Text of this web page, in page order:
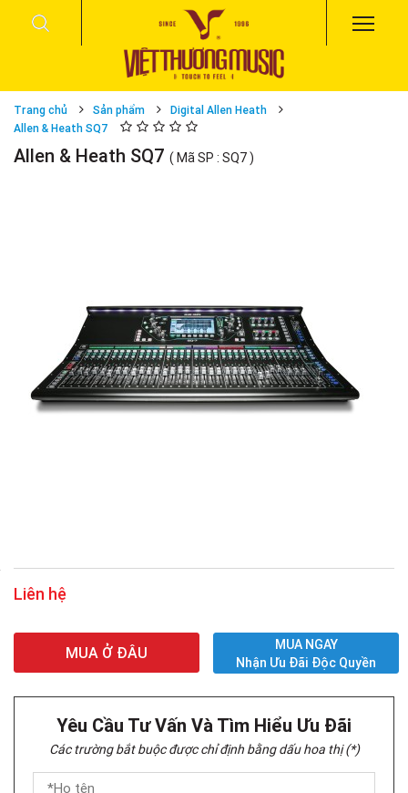
Trang chủ Sản phẩm
Digital Allen Heath
Allen & Heath SQ7
Allen & Heath SQ7 ( Mã SP : SQ7 )
Liên hệ
MUA Ở ĐÂU
MUA NGAY
Nhận Ưu Đãi Độc Quyền
Yêu Cầu Tư Vấn Và Tìm Hiểu Ưu Đãi
Các trường bắt buộc được chỉ định bằng dấu hoa thị (*)